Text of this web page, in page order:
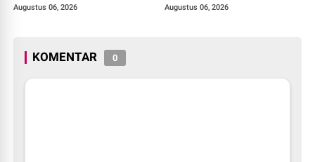
Gelar Razia Rutin Blok
Augustus 06, 2026 Augustus 06, 2026
KOMENTAR 0